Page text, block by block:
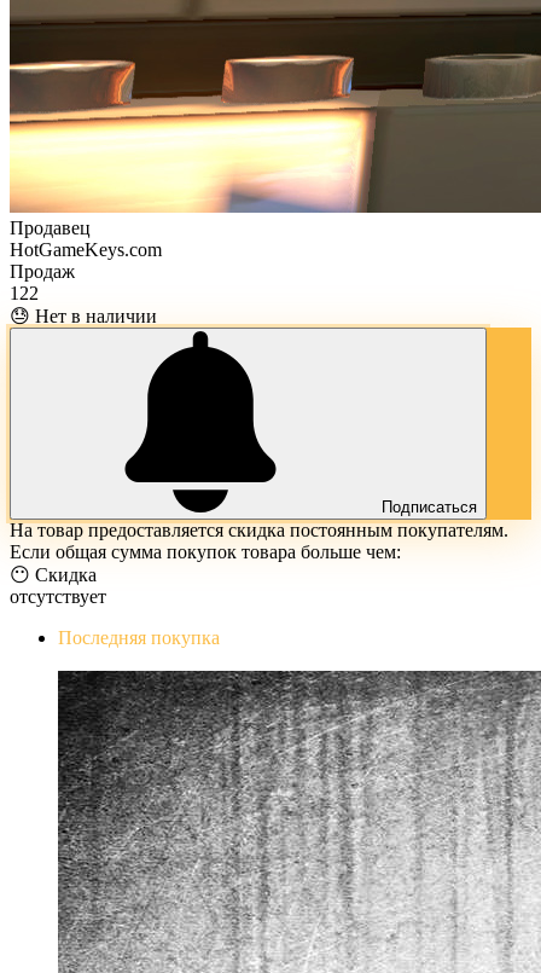
Продавец
HotGameKeys.com
Продаж
122
😓 Нет в наличии
Подписаться
На товар предоставляется скидка постоянным покупателям.
Если общая сумма покупок товара больше чем:
😶 Скидка
отсутствует
Последняя покупка